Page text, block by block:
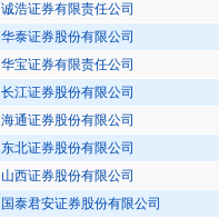
诚浩证券有限责任公司
华泰证券股份有限公司
华宝证券有限责任公司
长江证券股份有限公司
海通证券股份有限公司
东北证券股份有限公司
山西证券股份有限公司
国泰君安证券股份有限公司